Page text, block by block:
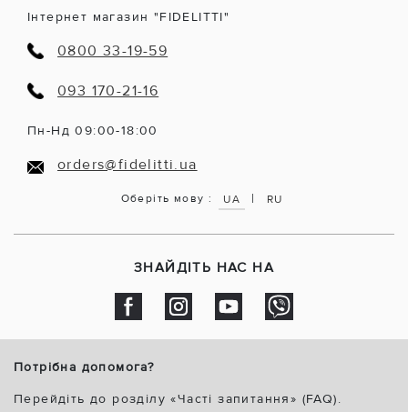
Інтернет магазин "FIDELITTI"
0800 33-19-59
093 170-21-16
Пн-Нд 09:00-18:00
orders@fidelitti.ua
Оберіть мову : UA | RU
ЗНАЙДІТЬ НАС НА
Потрібна допомога?
Перейдіть до розділу «Часті запитання» (FAQ).